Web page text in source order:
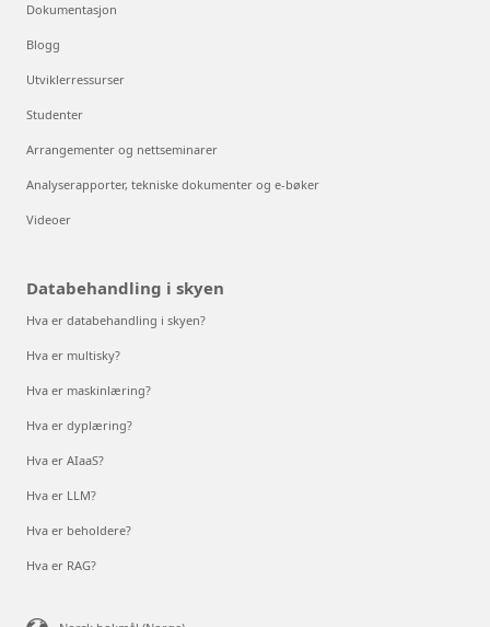
Dokumentasjon
Blogg
Utviklerressurser
Studenter
Arrangementer og nettseminarer
Analyserapporter, tekniske dokumenter og e-bøker
Videoer
Databehandling i skyen
Hva er databehandling i skyen?
Hva er multisky?
Hva er maskinlæring?
Hva er dyplæring?
Hva er AIaaS?
Hva er LLM?
Hva er beholdere?
Hva er RAG?